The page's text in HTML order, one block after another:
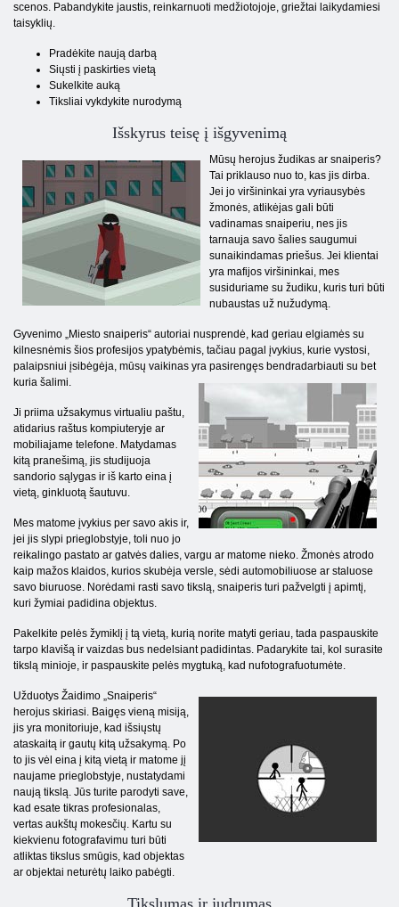
scenos. Pabandykite jaustis, reinkarnuoti medžiotojoje, griežtai laikydamiesi
taisyklių.
Pradėkite naują darbą
Siųsti į paskirties vietą
Sukelkite auką
Tiksliai vykdykite nurodymą
Išskyrus teisę į išgyvenimą
Mūsų herojus žudikas ar snaiperis?
Tai priklauso nuo to, kas jis dirba.
Jei jo viršininkai yra vyriausybės
žmonės, atlikėjas gali būti
vadinamas snaiperiu, nes jis
tarnauja savo šalies saugumui
sunaikindamas priešus. Jei klientai
yra mafijos viršininkai, mes
susiduriame su žudiku, kuris turi būti
nubaustas už nužudymą.
Gyvenimo „Miesto snaiperis“ autoriai nusprendė, kad geriau elgiamės su
kilnesnėmis šios profesijos ypatybėmis, tačiau pagal įvykius, kurie vystosi,
palaipsniui įsibėgėja, mūsų vaikinas yra pasirengęs bendradarbiauti su bet
kuria šalimi.
Ji priima užsakymus virtualiu paštu,
atidarius raštus kompiuteryje ar
mobiliajame telefone. Matydamas
kitą pranešimą, jis studijuoja
sandorio sąlygas ir iš karto eina į
vietą, ginkluotą šautuvu.
Mes matome įvykius per savo akis ir,
jei jis slypi prieglobstyje, toli nuo jo
reikalingo pastato ar gatvės dalies, vargu ar matome nieko. Žmonės atrodo
kaip mažos klaidos, kurios skubėja versle, sėdi automobiliuose ar staluose
savo biuruose. Norėdami rasti savo tikslą, snaiperis turi pažvelgti į apimtį,
kuri žymiai padidina objektus.
Pakelkite pelės žymiklį į tą vietą, kurią norite matyti geriau, tada paspauskite
tarpo klavišą ir vaizdas bus nedelsiant padidintas. Padarykite tai, kol surasite
tikslą minioje, ir paspauskite pelės mygtuką, kad nufotografuotumėte.
Užduotys Žaidimo „Snaiperis“
herojus skiriasi. Baigęs vieną misiją,
jis yra monitoriuje, kad išsiųstų
ataskaitą ir gautų kitą užsakymą. Po
to jis vėl eina į kitą vietą ir matome jį
naujame prieglobstyje, nustatydami
naują tikslą. Jūs turite parodyti save,
kad esate tikras profesionalas,
vertas aukštų mokesčių. Kartu su
kiekvienu fotografavimu turi būti
atliktas tikslus smūgis, kad objektas
ar objektai neturėtų laiko pabėgti.